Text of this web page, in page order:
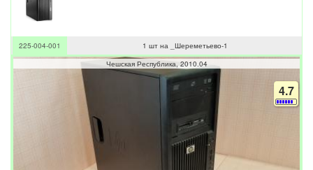
225-004-001
1 шт на _Шереметьево-1
Чешская Республика 2010.04
4.7